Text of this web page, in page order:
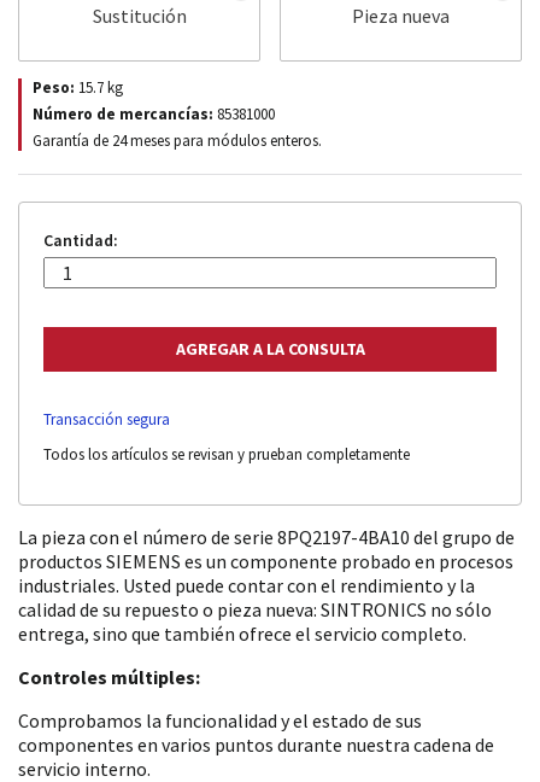
Sustitución Pieza nueva
Peso: 15.7kg
Número de mercancías: 85381000
Garantía de 24 meses para módulos enteros.
Cantidad:
Transacción segura
Todos los artículos se revisan y prueban completamente
La pieza con el número de serie 8PQ2197-4BA10 del grupo de
productos SIEMENS es un componente probado en procesos
industriales. Usted puede contar con el rendimiento y la
calidad de su repuesto o pieza nueva: SINTRONICS no sólo
entrega, sino que también ofrece el servicio completo.
Controles múltiples:
Comprobamos la funcionalidad y el estado de sus
componentes en varios puntos durante nuestra cadena de
servicio interno.